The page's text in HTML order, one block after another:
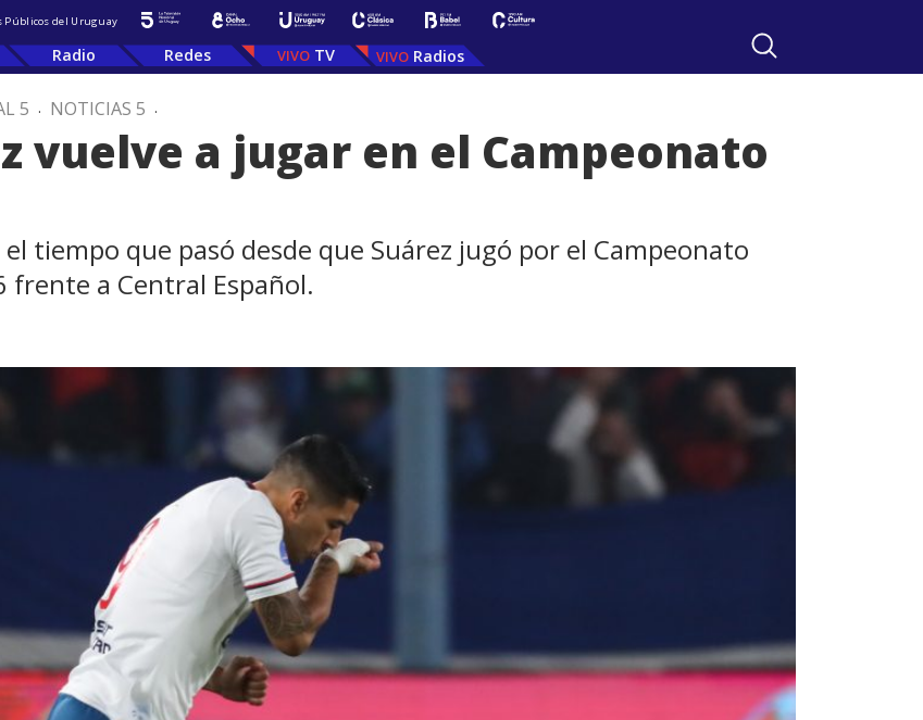
Públicos del Uruguay
Radio Redes TV Radios
5 . NOTICIAS 5 .
vuelve a jugar en el Campeonato
tiempo que pasó desde que Suárez jugó por el Campeonato
frente a Central Español.